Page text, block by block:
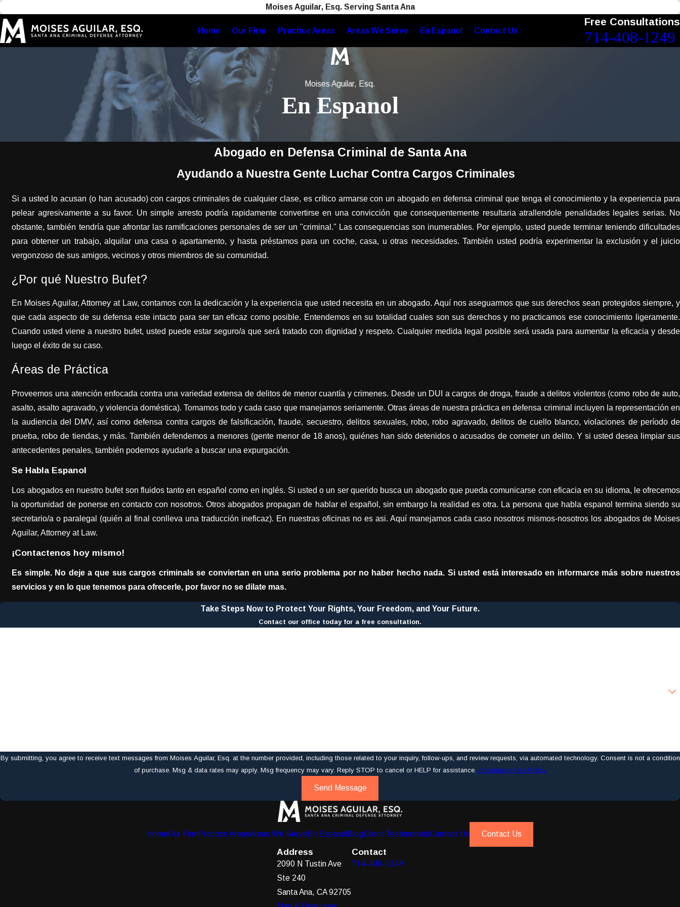
Moises Aguilar, Esq. Serving Santa Ana
Home Our Firm Practice Areas Areas We Serve En Espanol Contact Us
Free Consultations
714-408-1249
Moises Aguilar, Esq.
En Espanol
Abogado en Defensa Criminal de Santa Ana
Ayudando a Nuestra Gente Luchar Contra Cargos Criminales
Si a usted lo acusan (o han acusado) con cargos criminales de cualquier clase, es crítico armarse con un abogado en defensa criminal que tenga el conocimiento y la experiencia para
pelear agresivamente a su favor. Un simple arresto podría rapidamente convertirse en una convicción que consequentemente resultaria atrallendole penalidades legales serias. No
obstante, también tendría que afrontar las ramificaciones personales de ser un "criminal." Las consequencias son inumerables. Por ejemplo, usted puede terminar teniendo dificultades
para obtener un trabajo, alquilar una casa o apartamento, y hasta préstamos para un coche, casa, u otras necesidades. También usted podría experimentar la exclusión y el juicio
vergonzoso de sus amigos, vecinos y otros miembros de su comunidad.
¿Por qué Nuestro Bufet?
En Moises Aguilar, Attorney at Law, contamos con la dedicación y la experiencia que usted necesita en un abogado. Aquí nos aseguarmos que sus derechos sean protegidos siempre, y
que cada aspecto de su defensa este intacto para ser tan eficaz como posible. Entendemos en su totalidad cuales son sus derechos y no practicamos ese conocimiento ligeramente.
Cuando usted viene a nuestro bufet, usted puede estar seguro/a que será tratado con dignidad y respeto. Cualquier medida legal posible será usada para aumentar la eficacia y desde
luego el éxito de su caso.
Áreas de Práctica
Proveemos una atención enfocada contra una variedad extensa de delitos de menor cuantía y crimenes. Desde un DUI a cargos de droga, fraude a delitos violentos (como robo de auto,
asalto, asalto agravado, y violencia doméstica). Tomamos todo y cada caso que manejamos seriamente. Otras áreas de nuestra práctica en defensa criminal incluyen la representación en
la audiencia del DMV, así como defensa contra cargos de falsificación, fraude, secuestro, delitos sexuales, robo, robo agravado, delitos de cuello blanco, violaciones de período de
prueba, robo de tiendas, y más. También defendemos a menores (gente menor de 18 anos), quiénes han sido detenidos o acusados de cometer un delito. Y si usted desea limpiar sus
antecedentes penales, también podemos ayudarle a buscar una expurgación.
Se Habla Espanol
Los abogados en nuestro bufet son fluidos tanto en español como en inglés. Si usted o un ser querido busca un abogado que pueda comunicarse con eficacia en su idioma, le ofrecemos
la oportunidad de ponerse en contacto con nosotros. Otros abogados propagan de hablar el español, sin embargo la realidad es otra. La persona que habla espanol termina siendo su
secretario/a o paralegal (quién al final conlleva una traducción ineficaz). En nuestras oficinas no es asi. Aquí manejamos cada caso nosotros mismos-nosotros los abogados de Moises
Aguilar, Attorney at Law.
¡Contactenos hoy mismo!
Es simple. No deje a que sus cargos criminals se conviertan en una serio problema por no haber hecho nada. Si usted está interesado en informarce más sobre nuestros
servicios y en lo que tenemos para ofrecerle, por favor no se dilate mas.
Take Steps Now to Protect Your Rights, Your Freedom, and Your Future.
Contact our office today for a free consultation.
By submitting, you agree to receive text messages from Moises Aguilar, Esq. at the number provided, including those related to your inquiry, follow-ups, and review requests, via automated technology. Consent is not a condition
of purchase. Msg & data rates may apply. Msg frequency may vary. Reply STOP to cancel or HELP for assistance. Acceptable Use Policy
Send Message
HomeOur FirmPractice AreasAreas We ServeEn Espanol BlogClient TestimonialsContact Us Contact Us
Address
2090 N Tustin Ave
Ste 240
Santa Ana, CA 92705
Contact
714-408-1249